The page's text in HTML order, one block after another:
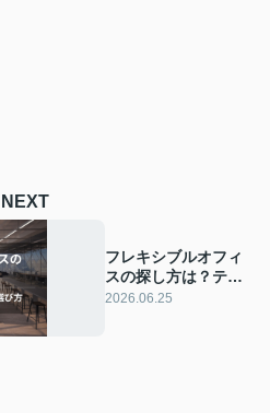
NEXT
フレキシブルオフィ
スの探し方は？テレ
ワークに最適な条件
2026.06.25